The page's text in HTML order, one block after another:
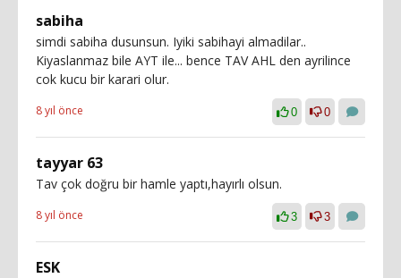
sabiha
simdi sabiha dusunsun. Iyiki sabihayi almadilar..
Kiyaslanmaz bile AYT ile... bence TAV AHL den ayrilince
cok kucu bir karari olur.
8 yıl önce 0 0
tayyar 63
Tav çok doğru bir hamle yaptı,hayırlı olsun.
8 yıl önce 3 3
ESK